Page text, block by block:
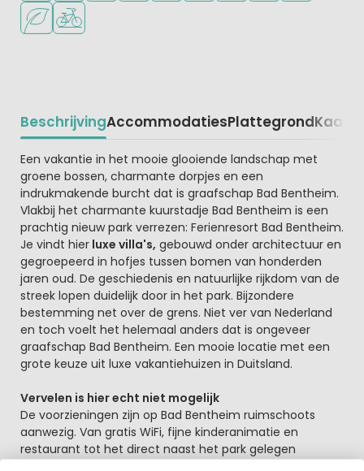
Groene ligging
Fietsverhuur
BeschrijvingAccommodatiesPlattegrondKaart
Beschrijving
Een vakantie in het mooie glooiende landschap met
groene bossen, charmante dorpjes en een
indrukmakende burcht dat is graafschap Bad Bentheim.
Vlakbij het charmante kuurstadje Bad Bentheim is een
prachtig nieuw park verrezen: Ferienresort Bad Bentheim.
Je vindt hierluxe villa's, gebouwd onder architectuur en
gegroepeerd in hofjes tussen bomen van honderden
jaren oud. De geschiedenis en natuurlijke rijkdom van de
streek lopen duidelijk door in het park. Bijzondere
bestemming net over de grens. Niet ver van Nederland
en toch voelt het helemaal anders dat is ongeveer
graafschap Bad Bentheim. Een mooie locatie met een
grote keuze uit luxe vakantiehuizen in Duitsland.
Vervelen is hier echt niet mogelijk
De voorzieningen zijn op Bad Bentheim ruimschoots
aanwezig. Van gratis WiFi, fijne kinderanimatie en
restaurant tot het direct naast het park gelegen